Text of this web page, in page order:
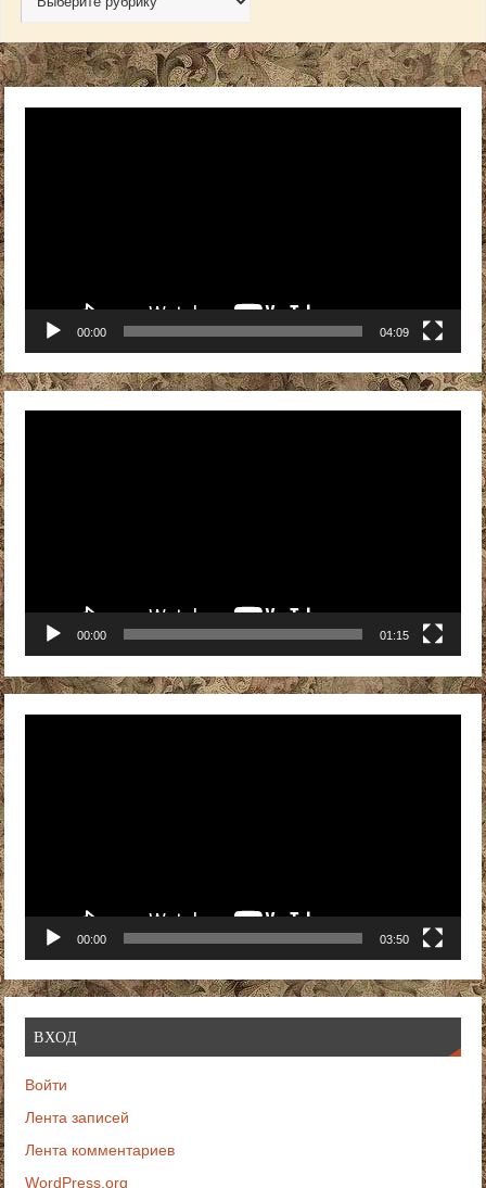
00:00 04:09
00:00 01:15
00:00 03:50
ВХОД
Войти
Лента записей
Лента комментариев
WordPress.org